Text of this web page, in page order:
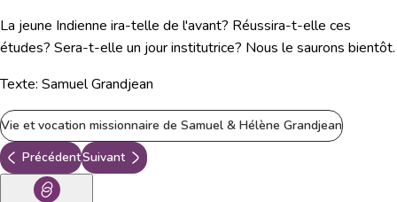
La jeune Indienne ira-telle de l'avant? Réussira-t-elle ces
études? Sera-t-elle un jour institutrice? Nous le saurons bientôt.
Texte: Samuel Grandjean
Vie et vocation missionnaire de Samuel & Hélène Grandjean
PrécédentSuivant